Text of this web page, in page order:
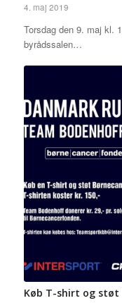
4. maj 2019
Torsdag den 9. maj kl.
byrådssalen…
Køb T-shirt og